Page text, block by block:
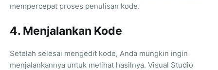
mempercepat proses penulisan kode.
4. Menjalankan Kode
Setelah selesai mengedit kode, Anda mungkin ingin
menjalankannya untuk melihat hasilnya. Visual Studio